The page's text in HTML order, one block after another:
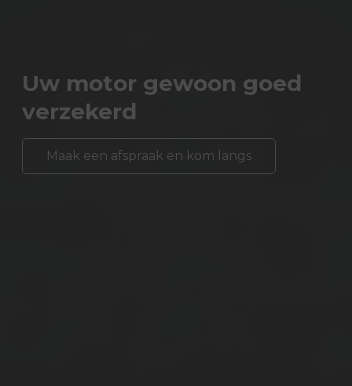
Uw motor gewoon goed
verzekerd
Maak een afspraak en kom langs